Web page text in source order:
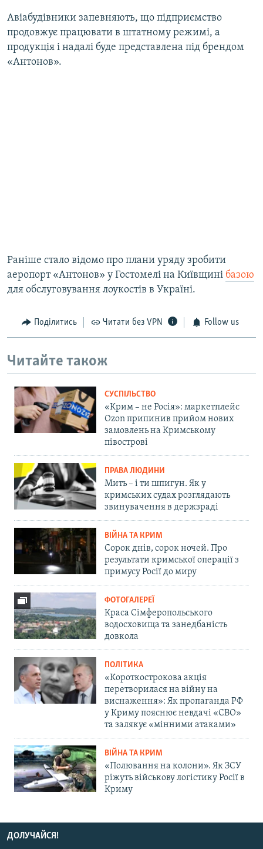
Авіабудівники запевняють, що підприємство
продовжує працювати в штатному режимі, а
продукція і надалі буде представлена під брендом
«Антонов».
Раніше стало відомо про плани уряду зробити
аеропорт «Антонов» у Гостомелі на Київщині базою
для обслуговування лоукостів в Україні.
Поділитись Читати без VPN Follow us
Читайте також
СУСПІЛЬСТВО
«Крим – не Росія»: маркетплейс
Ozon припинив прийом нових
замовлень на Кримському
півострові
ПРАВА ЛЮДИНИ
Мить – і ти шпигун. Як у
кримських судах розглядають
звинувачення в держзраді
ВІЙНА ТА КРИМ
Сорок днів, сорок ночей. Про
результати кримської операції з
примусу Росії до миру
ФОТОГАЛЕРЕЇ
Краса Сімферопольського
водосховища та занедбаність
довкола
ПОЛІТИКА
«Короткострокова акція
перетворилася на війну на
виснаження»: Як пропаганда РФ
у Криму пояснює невдачі «СВО»
та залякує «мінними атаками»
ВІЙНА ТА КРИМ
«Полювання на колони». Як ЗСУ
ріжуть військову логістику Росії в
Криму
ДОЛУЧАЙСЯ!